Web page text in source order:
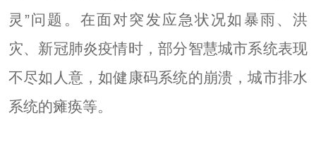
灵”问题。在面对突发应急状况如暴雨、洪
灾、新冠肺炎疫情时，部分智慧城市系统表现
不尽如人意，如健康码系统的崩溃，城市排水
系统的瘫痪等。